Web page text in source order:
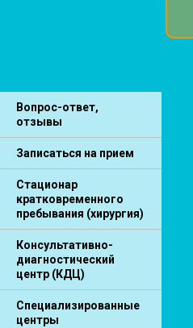
Вопрос-ответ,
отзывы
Записаться на прием
Стационар
кратковременного
пребывания (хирургия)
Консультативно-
диагностический
центр (КДЦ)
Специализированные
центры